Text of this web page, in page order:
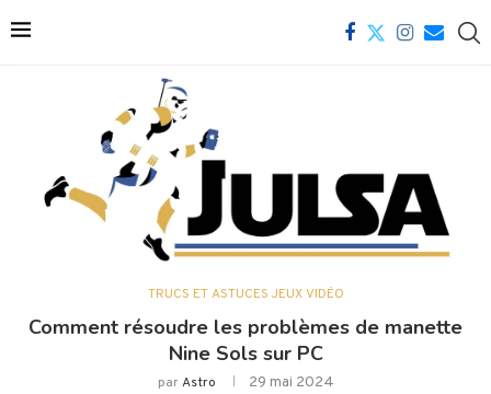
TRUCS ET ASTUCES JEUX VIDÉO
Comment résoudre les problèmes de manette
Nine Sols sur PC
parAstro 29 mai 2024